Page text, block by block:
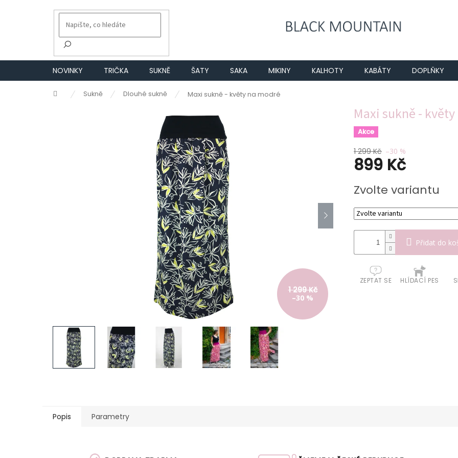
NOVINKY TRIČKA SUKNĚ ŠATY SAKA MIKINY KALHOTY KABÁTY DOPLŇKY
Domů Sukně Dlouhé sukně Maxi sukně - květy na modré
Maxi sukně -
Akce
1 299 Kč
–30 %
1 299 Kč –30 %
899 Kč
cena:
Zvolte variantu
Přidat do
ZEPTAT SE HLÍDACÍ PES
Popis Parametry